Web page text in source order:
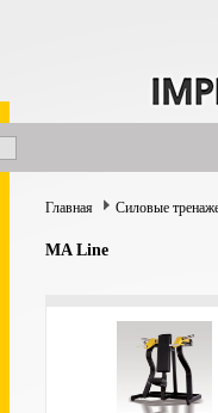
Главная Силовые
MA Line